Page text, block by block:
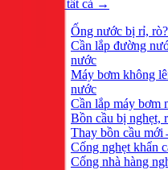
Xem tất cả →
Ống nước bị rỉ, rò?
Cần lắp đường
nước
Máy bơm không
nước
Cần lắp máy bơm
Bồn cầu bị nghẹt,
Thay bồn cầu mới
Cống nghẹt khẩn
Cống nhà hàng